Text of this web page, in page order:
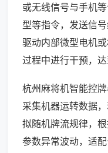
或无线信号与手机
型等指令，发送信
驱动内部微型电机
过程中进行干预，达
杭州麻将机智能控
采集机器运转数据
拟随机牌流规律，
参数异常波动，适配